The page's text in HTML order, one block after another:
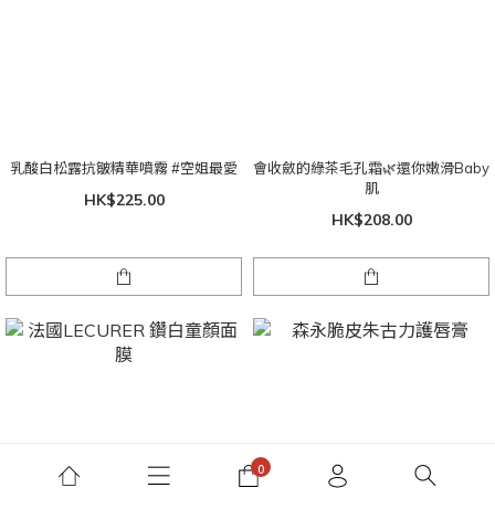
乳酸白松露抗皺精華噴霧 #空姐最愛
HK$225.00
會收斂的綠茶毛孔霜🌿還你嫩滑Baby
肌
HK$208.00